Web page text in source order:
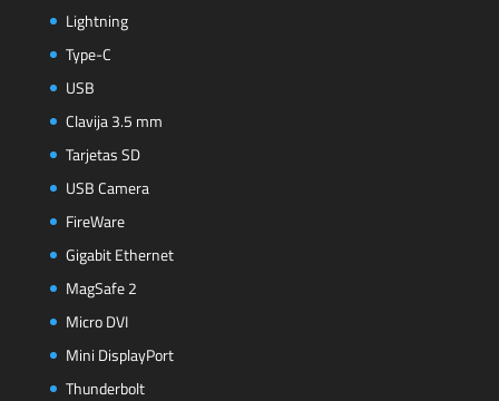
Lightning
Type-C
USB
Clavija 3.5 mm
Tarjetas SD
USB Camera
FireWare
Gigabit Ethernet
MagSafe 2
Micro DVI
Mini DisplayPort
Thunderbolt